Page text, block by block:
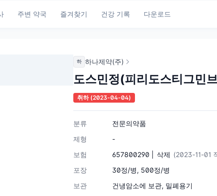
주변 약국 즐겨찾기 건강 기록 다운로드
하 하나제약(주)
도스민정(피리도스티그민
취하(2023-04-04)
분류
전문의약품
제형
-
보험
657800290 | 삭제 (2023-11-01
포장
30정/병, 500정/병
보관
건냉암소에 보관, 밀폐용기